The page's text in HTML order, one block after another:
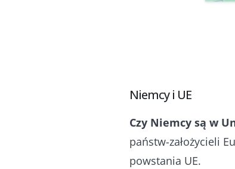
Niemcy i UE
Czy Niemcy są w
państw-założycieli
powstania UE.